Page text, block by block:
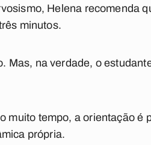
Helena recomenda
minutos.
Mas, na verdade, o
muito tempo, a orientação é
própria.